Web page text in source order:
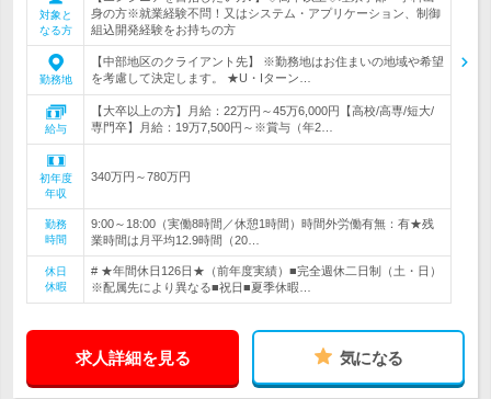
対象と
なる方
身の方※就業経験不問！又はシステム・アプリケーション、制御
組込開発経験をお持ちの方
勤務地
【中部地区のクライアント先】 ※勤務地はお住まいの地域や希望
を考慮して決定します。 ★U・Iターン…
給与
【大卒以上の方】月給：22万円～45万6,000円【高校/高専/短大/
専門卒】月給：19万7,500円～※賞与（年2…
初年度
年収
340万円～780万円
勤務
時間
9:00～18:00（実働8時間／休憩1時間）時間外労働有無：有★残
業時間は月平均12.9時間（20…
休日
休暇
# ★年間休日126日★（前年度実績）■完全週休二日制（土・日）
※配属先により異なる■祝日■夏季休暇…
求人詳細を見る 気になる